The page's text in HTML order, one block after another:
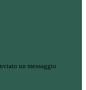
un messaggio